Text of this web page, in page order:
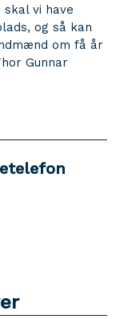
vi have
og så kan
om få år
Gunnar